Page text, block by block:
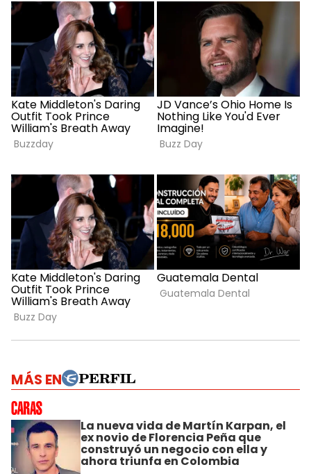
MÁS EN
La nueva vida de Martín Karpan, el
ex novio de Florencia Peña que
construyó un negocio con ella y
ahora triunfa en Colombia